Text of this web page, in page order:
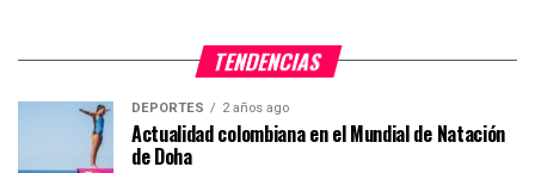
TENDENCIAS
DEPORTES 2 años ago
Actualidad colombiana en el Mundial de Natación
de Doha